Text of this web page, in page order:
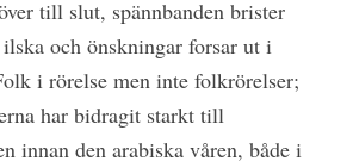
till slut, spännbanden brister
och önskningar forsar ut i
i rörelse men inte folkrörelser;
har bidragit starkt till
innan den arabiska våren, både i